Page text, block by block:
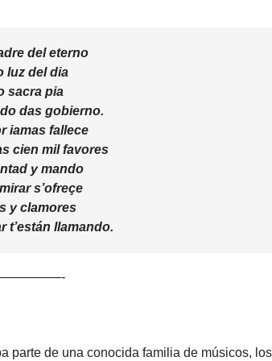
del eterno
luz del dia
sacra pia
das gobierno.
iamas fallece
cien mil favores
y mando
s’ofreçe
y clamores
t’están llamando.
parte de una conocida familia de músicos,